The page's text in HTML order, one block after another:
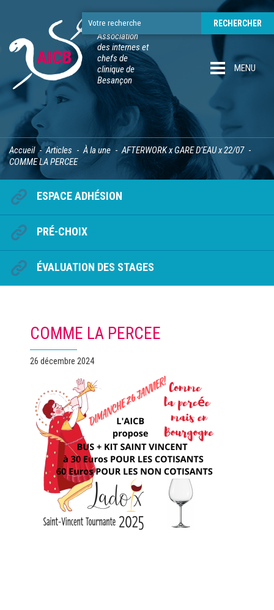
Association
des internes et
chefs de
clinique de
Besançon
MENU
Accueil Articles À la une
AFTERWORK x GARE D’EAU x 22/07
COMME LA PERCEE
ESPACE ADHÉSION
PRÉ-CHOIX
ÉVALUATION DES STAGES
COMME LA PERCEE
Publié
26 décembre 2024